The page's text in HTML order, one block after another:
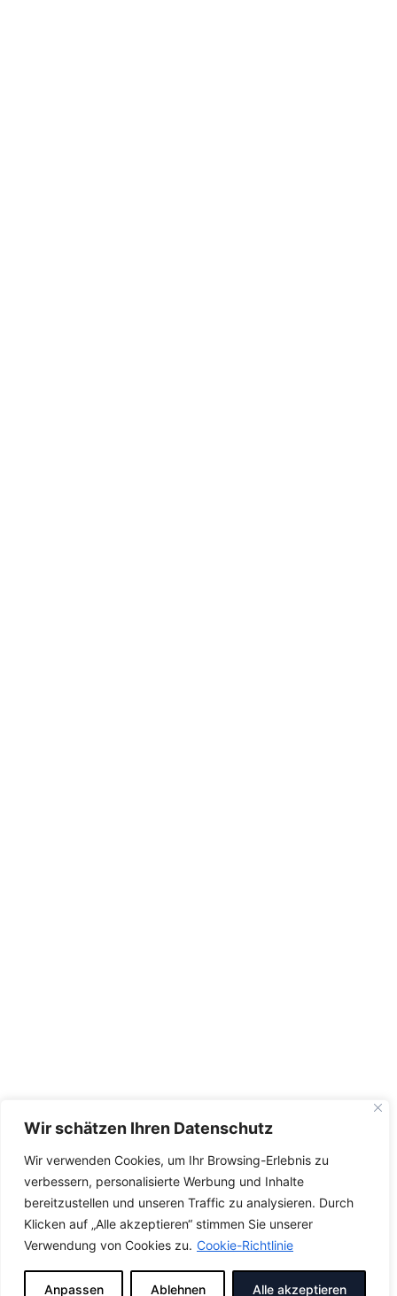
Wir schätzen Ihren Datenschutz
Wir verwenden Cookies, um Ihr Browsing-Erlebnis zu
verbessern, personalisierte Werbung und Inhalte
bereitzustellen und unseren Traffic zu analysieren. Durch
Klicken auf „Alle akzeptieren“ stimmen Sie unserer
Verwendung von Cookies zu. Cookie-Richtlinie
Anpassen Ablehnen Alle akzeptieren